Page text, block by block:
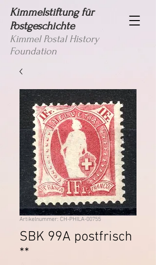
Kimmelstiftung für
Postgeschichte
Kimmel Postal History
Foundation
Artikelnummer: CH-PHILA-00755
SBK 99A postfrisch
**